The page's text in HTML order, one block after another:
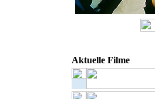
Aktuelle Filme